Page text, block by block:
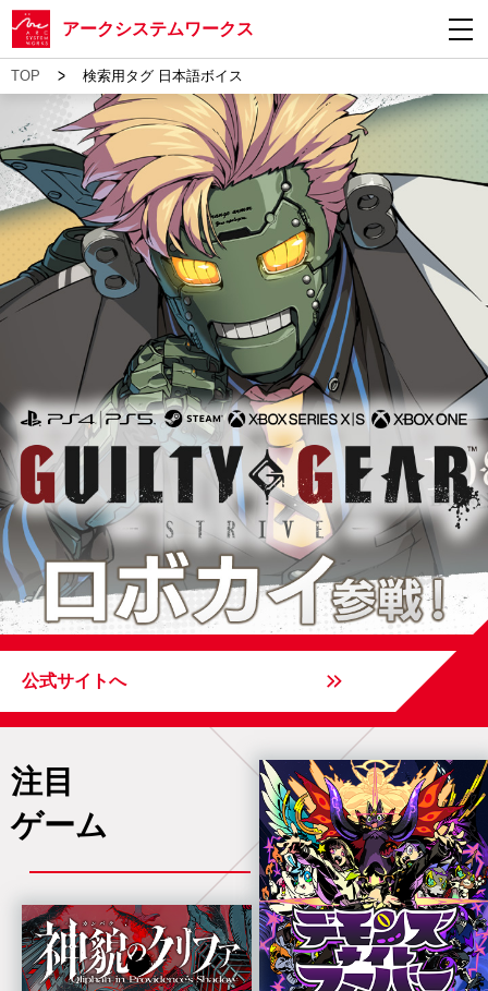
アークシステムワークス
TOP > 検索用タグ 日本語ボイス
公式サイトへ
注目
ゲーム